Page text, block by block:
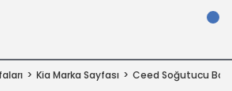
Kia Marka Sayfası Ceed Soğutucu